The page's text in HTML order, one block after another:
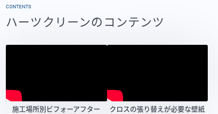
CONTENTS
ハーツクリーンのコンテンツ
施工場所別ビフォーアフター
クロスの張り替えが必要な壁紙